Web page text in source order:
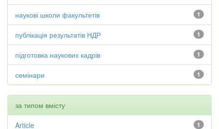
1
наукові школи факультетів
1
публікація результатів НДР
1
підготовка наукових кадрів
1
семінари
за типом вмісту
1
Article